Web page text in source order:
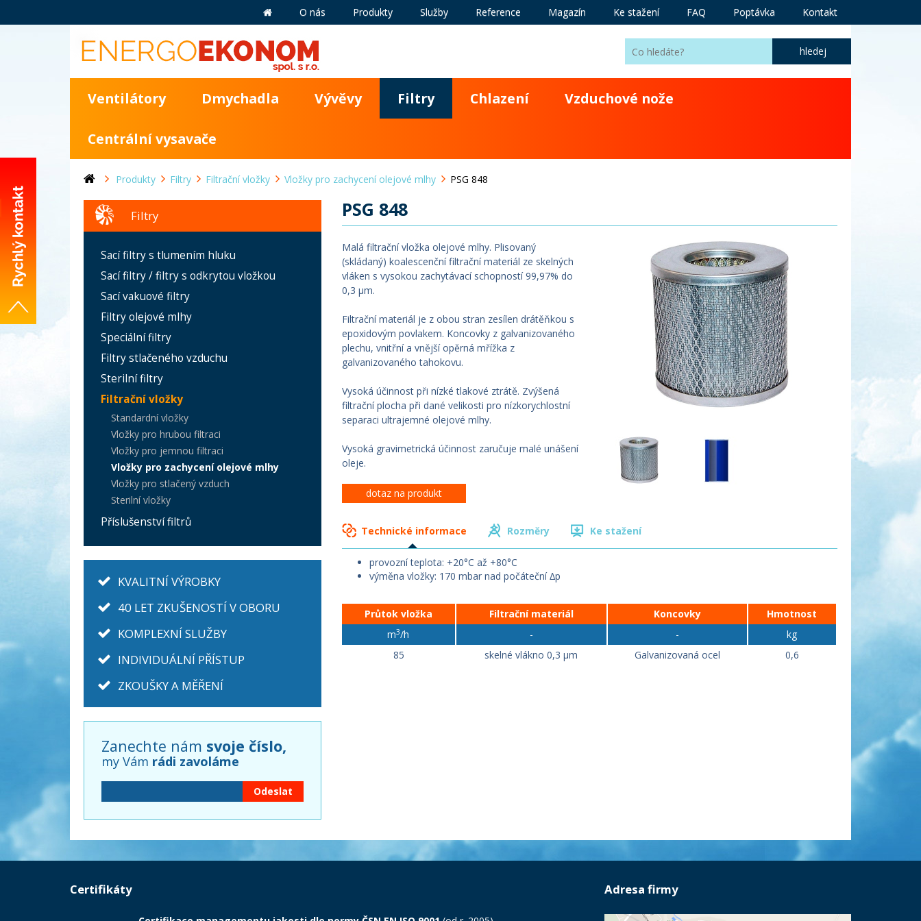
+420 281 981 055
info@energoekonom.cz
Wolkerova 433
CZ-250 82 Úvaly
O nás Produkty Služby Reference Magazín Ke stažení FAQ Poptávka Kontakt
Ventilátory Dmychadla Vývěvy Filtry Chlazení Vzduchové nože
Centrální vysavače
Produkty Filtry Filtrační vložky Vložky pro zachycení olejové mlhy PSG 848
PSG 848
Malá filtrační vložka olejové mlhy. Plisovaný
(skládaný) koalescenční filtrační materiál ze skelných
vláken s vysokou zachytávací schopností 99,97% do
0,3 µm.
Filtrační materiál je z obou stran zesílen drátěňkou s
epoxidovým povlakem. Koncovky z galvanizovaného
plechu, vnitřní a vnější opěrná mřížka z
galvanizovaného tahokovu.
Vysoká účinnost při nízké tlakové ztrátě. Zvýšená
filtrační plocha při dané velikosti pro nízkorychlostní
separaci ultrajemné olejové mlhy.
Vysoká gravimetrická účinnost zaručuje malé unášení
oleje.
dotaz na produkt
Technické informace Rozměry Ke stažení
provozní teplota: +20°C až +80°C
výměna vložky: 170 mbar nad počáteční ∆p
Průtok vložka Filtrační materiál Koncovky
Hmotnost
m3/h - -
kg
85
skelné vlákno 0,3 µm Galvanizovaná ocel 0,6
Filtry
Sací filtry s tlumením hluku
Sací filtry / filtry s odkrytou vložkou
Sací vakuové filtry
Filtry olejové mlhy
Speciální filtry
Filtry stlačeného vzduchu
Sterilní filtry
Filtrační vložky
Standardní vložky
Vložky pro hrubou filtraci
Vložky pro jemnou filtraci
Vložky pro zachycení olejové mlhy
Vložky pro stlačený vzduch
Sterilní vložky
Příslušenství filtrů
KVALITNÍ VÝROBKY
40 LET ZKUŠENOSTÍ V OBORU
KOMPLEXNÍ SLUŽBY
INDIVIDUÁLNÍ PŘÍSTUP
ZKOUŠKY A MĚŘENÍ
Zanechte nám svoje číslo,
my Vám rádi zavoláme
Certifikáty Adresa firmy